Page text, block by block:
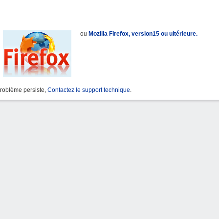
ou Mozilla Firefox, version15 ou ultérieure.
persiste, Contactez le support technique.